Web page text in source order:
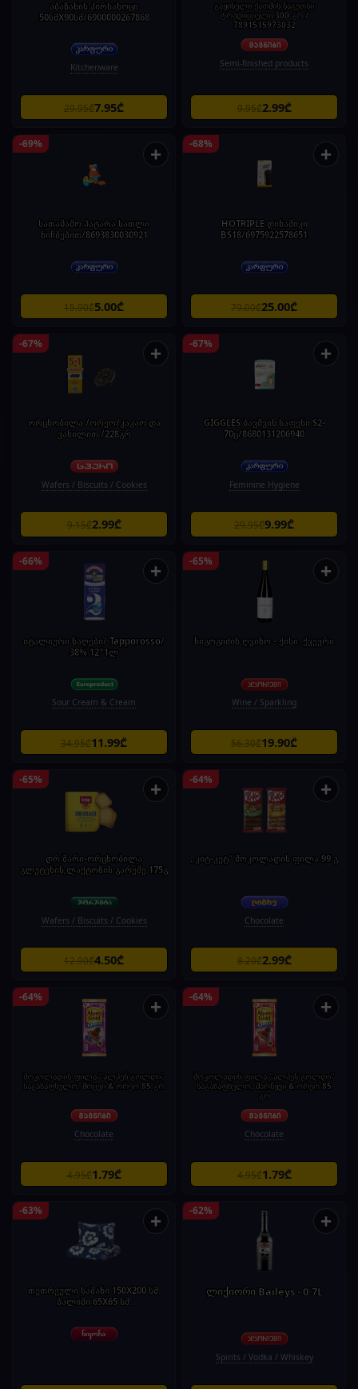
აბაზანის პირსახოცი
50სმX90სმ/6900000267868
Kitchenware
29.95₾7.95₾
გაყინული ქათმის ნაგეთსი
ტრადიციული 300 გრ /
7891515973032
Semi-finished products
9.95₾2.99₾
-69% +
სათამაშო პატარა სათლი
ნიჩბებით/8693830030921
15.90₾5.00₾
-68% +
HOTRIPLE დინამიკი
BS18/6975922578651
79.00₾25.00₾
-67% +
ორცხობილა /ორეო/კაკაო და
ვანილით /228გრ
Wafers / Biscuits / Cookies
9.15₾2.99₾
-67% +
GIGGLES ბავშვის საფენი S2-
70ც/8680131206940
Feminine Hygiene
29.95₾9.99₾
-66% +
იტალიური ნაღები/ Tapporosso/
38% 12*1ლ
Sour Cream & Cream
34.95₾11.99₾
-65% +
ჩიგოგიძის ღვინო - ქისი. ქვევრი
Wine / Sparkling
56.30₾19.90₾
-65% +
დრ.შარი-ორცხობილა
გლუტენის,ლაქტოზის გარეშე.175გ
Wafers / Biscuits / Cookies
12.90₾4.50₾
-64% +
„კიტ-კეტ“ შოკოლადის ფილა 99 გ
Chocolate
8.20₾2.99₾
-64% +
შოკოლადის ფილა "ალპენ გოლდი"
საგაზაფხულო, მოცვი & ორეო 85 გრ
Chocolate
4.95₾1.79₾
-64% +
შოკოლადის ფილა "ალპენ გოლდი"
საგაზაფხულო, მარწყვი & ორეო 85
გრ
Chocolate
4.95₾1.79₾
-63% +
თეთრეული საბანი 150X200 სმ.
ბალიში 65X65 სმ.
-62% +
ლიქიორი Baileys - 0.7L
Spirits / Vodka / Whiskey